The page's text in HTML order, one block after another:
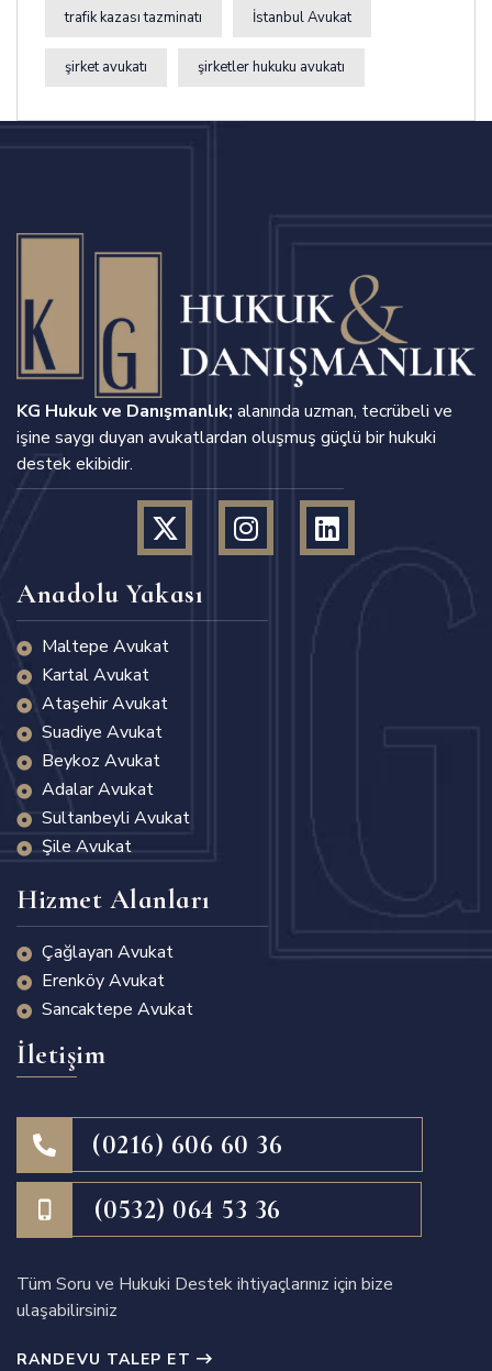
trafik kazası tazminatı İstanbul Avukat
şirket avukatı şirketler hukuku avukatı
KG Hukuk ve Danışmanlık; alanında uzman, tecrübeli ve
işine saygı duyan avukatlardan oluşmuş güçlü bir hukuki
destek ekibidir.
Anadolu Yakası
Maltepe Avukat
Kartal Avukat
Ataşehir Avukat
Suadiye Avukat
Beykoz Avukat
Adalar Avukat
Sultanbeyli Avukat
Şile Avukat
Hizmet Alanları
Çağlayan Avukat
Erenköy Avukat
Sancaktepe Avukat
İletişim
(0216) 606 60 36
(0532) 064 53 36
Tüm Soru ve Hukuki Destek ihtiyaçlarınız için bize
ulaşabilirsiniz
RANDEVU TALEP ET